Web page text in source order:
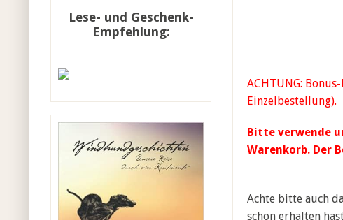
Lese- und Geschenk-
Empfehlung:
ACHTUNG:
Einzelbestellung).
Bitte verwende
Warenkorb. Der
Achte bitte auch
schon erhalten